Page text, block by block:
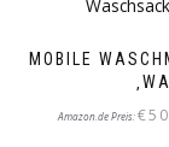
MOBILE
Amazon.de Preis:€